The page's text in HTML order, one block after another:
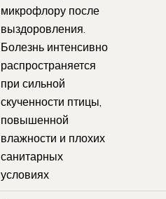
микрофлору после
выздоровления.
Болезнь интенсивно
распространяется
при сильной
скученности птицы,
повышенной
влажности и плохих
санитарных
условиях